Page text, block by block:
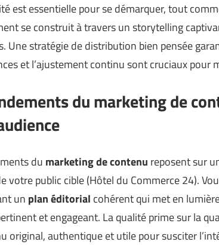
est essentielle pour se démarquer, tout
se construit à travers un storytelling
Une stratégie de distribution bien pensée
et l’ajustement continu sont cruciaux pour
du marketing de
du marketing de contenu reposent sur
votre public cible (Hôtel du Commerce 24).
un plan éditorial cohérent qui met en
et engageant. La qualité prime sur la
original, authentique et utile pour susciter